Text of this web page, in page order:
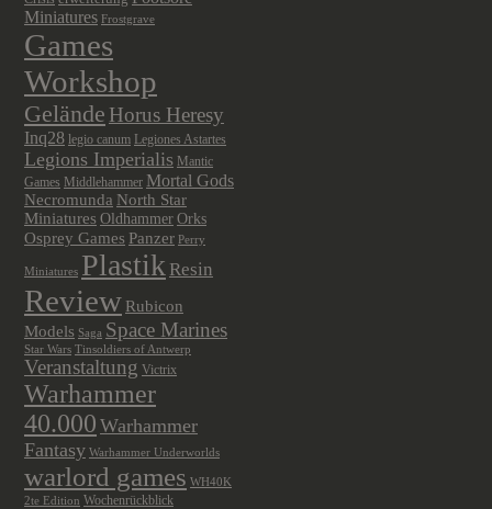
Miniatures Frostgrave
Games
Workshop
Gelände Horus Heresy
Inq28 legio canum Legiones Astartes
Legions Imperialis Mantic
Games Middlehammer Mortal Gods
Necromunda North Star
Miniatures Oldhammer Orks
Osprey Games Panzer Perry
Miniatures Plastik Resin
Review Rubicon
Models Saga Space Marines
Star Wars Tinsoldiers of Antwerp
Veranstaltung Victrix
Warhammer
40.000 Warhammer
Fantasy Warhammer Underworlds
warlord games WH40K
2te Edition Wochenrückblick